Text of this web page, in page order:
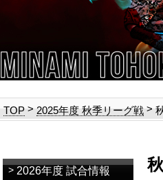
TOP> 2025年度 秋季リーグ戦 >
2026年度 試合情報